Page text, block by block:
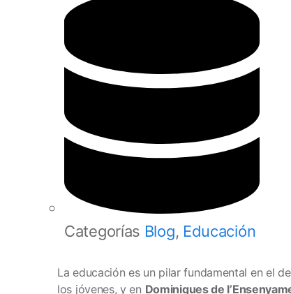
Categorías Blog, Educación
La educación es un pilar fundamental en el
los jóvenes, y en Dominiques de